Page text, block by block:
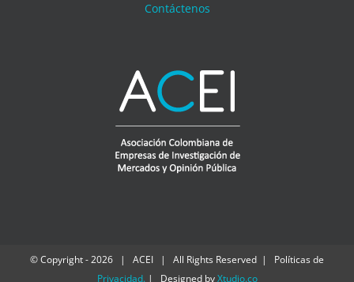
Contáctenos
© Copyright -2026 | ACEI | All Rights Reserved | Políticas de
Privacidad. | Designed byXtudio.co